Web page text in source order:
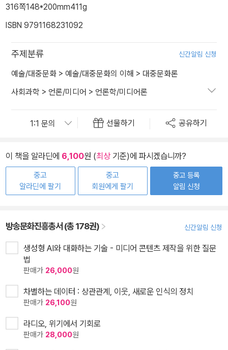
316쪽148*200mm411g
ISBN 9791168231092
주제분류 신간알림 신청
예술/대중문화 > 예술/대중문화의 이해 > 대중문화론
사회과학 > 언론/미디어 > 언론학/미디어론
선물하기 공유하기
이 책을 알라딘에 6,100원 (최상기준)에 파시겠습니까?
중고
알라딘에 팔기
중고
회원에게 팔기
중고 등록
알림 신청
방송문화진흥총서 (총 178권) 신간알림 신청
생성형 AI와 대화하는 기술 - 미디어 콘텐츠 제작을 위한 질문
법
판매가 26,000원
차별하는 데이터 : 상관관계, 이웃, 새로운 인식의 정치
판매가 26,100원
라디오, 위기에서 기회로
판매가 28,000원